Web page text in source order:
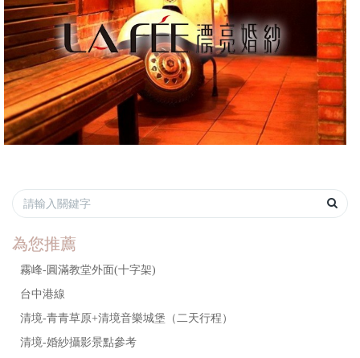
為您推薦
霧峰-圓滿教堂外面(十字架)
台中港線
清境-青青草原+清境音樂城堡（二天行程）
清境-婚紗攝影景點參考